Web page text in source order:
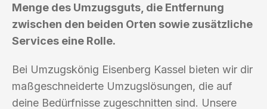
Menge des Umzugsguts, die Entfernung
zwischen den beiden Orten sowie zusätzliche
Services eine Rolle.
Bei Umzugskönig Eisenberg Kassel bieten wir dir
maßgeschneiderte Umzugslösungen, die auf
deine Bedürfnisse zugeschnitten sind. Unsere